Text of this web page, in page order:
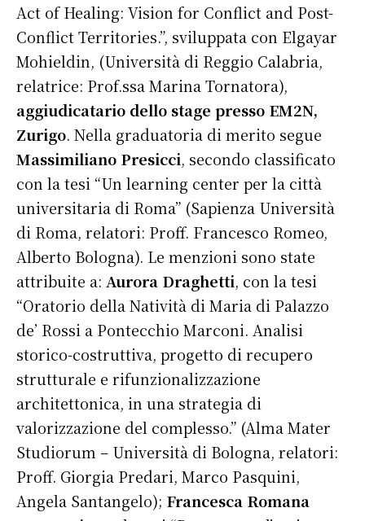
Act of Healing: Vision for Conflict and Post-
Conflict Territories.”, sviluppata con Elgayar
Mohieldin, (Università di Reggio Calabria,
relatrice: Prof.ssa Marina Tornatora),
aggiudicatario dello stage presso EM2N,
Zurigo. Nella graduatoria di merito segue
Massimiliano Presicci, secondo classificato
con la tesi “Un learning center per la città
universitaria di Roma” (Sapienza Università
di Roma, relatori: Proff. Francesco Romeo,
Alberto Bologna). Le menzioni sono state
attribuite a: Aurora Draghetti, con la tesi
“Oratorio della Natività di Maria di Palazzo
de’ Rossi a Pontecchio Marconi. Analisi
storico-costruttiva, progetto di recupero
strutturale e rifunzionalizzazione
architettonica, in una strategia di
valorizzazione del complesso.” (Alma Mater
Studiorum – Università di Bologna, relatori:
Proff. Giorgia Predari, Marco Pasquini,
Angela Santangelo); Francesca Romana